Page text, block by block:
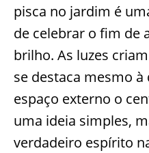
pisca no jardim é
de celebrar o fim de
brilho. As luzes
se destaca mesmo
espaço externo o
uma ideia simples,
verdadeiro espírito